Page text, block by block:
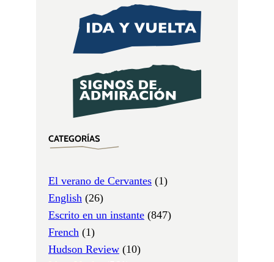
CATEGORÍAS
El verano de Cervantes (1)
English (26)
Escrito en un instante (847)
French (1)
Hudson Review (10)